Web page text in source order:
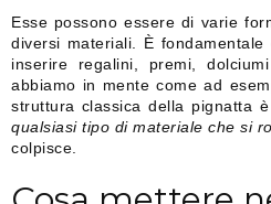
Esse possono essere di varie
diversi materiali. È
inserire regalini, premi,
abbiamo in mente come ad
struttura classica della pignatta
qualsiasi tipo di materiale che si
colpisce.